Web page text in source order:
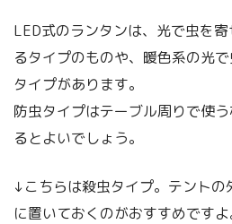
LED式のランタンは、光で虫を
るタイプのものや、暖色系の光
タイプがあります。
防虫タイプはテーブル周りで使
るとよいでしょう。
↓こちらは殺虫タイプ。テントの
に置いておくのがおすすめですよ